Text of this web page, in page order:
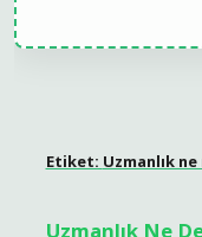
Etiket: Uzmanlık
Uzmanlık Ne